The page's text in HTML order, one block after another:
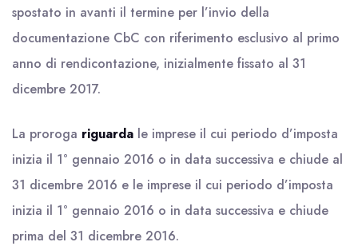
spostato in avanti il termine per l’invio della
documentazione CbC con riferimento esclusivo al primo
anno di rendicontazione, inizialmente fissato al 31
dicembre 2017.
La proroga riguarda le imprese il cui periodo d’imposta
inizia il 1° gennaio 2016 o in data successiva e chiude al
31 dicembre 2016 e le imprese il cui periodo d’imposta
inizia il 1° gennaio 2016 o in data successiva e chiude
prima del 31 dicembre 2016.